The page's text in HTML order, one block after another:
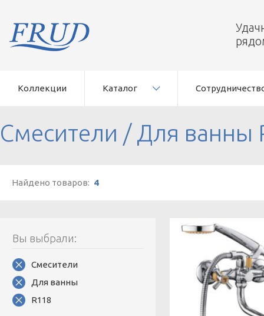
Коллекции Каталог
Смесители /Для ванны
Найдено товаров: 4
Вы выбрали:
Смесители
Для ванны
R118